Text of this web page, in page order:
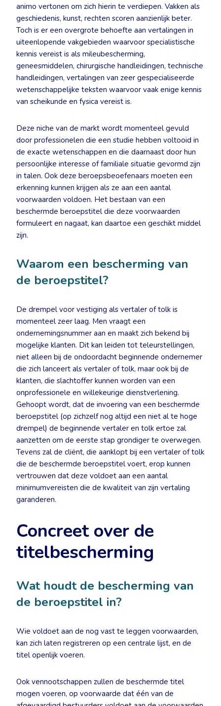
animo vertonen om zich hierin te verdiepen. Vakken als
geschiedenis, kunst, rechten scoren aanzienlijk beter.
Toch is er een overgrote behoefte aan vertalingen in
uiteenlopende vakgebieden waarvoor specialistische
kennis vereist is als mileubescherming,
geneesmiddelen, chirurgische handleidingen, technische
handleidingen, vertalingen van zeer gespecialiseerde
wetenschappelijke teksten waarvoor vaak enige kennis
van scheikunde en fysica vereist is.
Deze niche van de markt wordt momenteel gevuld
door professionelen die een studie hebben voltooid in
de exacte wetenschappen en die daarnaast door hun
persoonlijke interesse of familiale situatie gevormd zijn
in talen. Ook deze beroepsbeoefenaars moeten een
erkenning kunnen krijgen als ze aan een aantal
voorwaarden voldoen. Het bestaan van een
beschermde beroepstitel die deze voorwaarden
formuleert en nagaat, kan daartoe een geschikt middel
zijn.
Waarom een bescherming van
de beroepstitel?
De drempel voor vestiging als vertaler of tolk is
momenteel zeer laag. Men vraagt een
ondernemingsnummer aan en maakt zich bekend bij
mogelijke klanten. Dit kan leiden tot teleurstellingen,
niet alleen bij de ondoordacht beginnende ondernemer
die zich lanceert als vertaler of tolk, maar ook bij de
klanten, die slachtoffer kunnen worden van een
onprofessionele en willekeurige dienstverlening.
Gehoopt wordt, dat de invoering van een beschermde
beroepstitel (op zichzelf nog altijd een niet al te hoge
drempel) de beginnende vertaler en tolk ertoe zal
aanzetten om de eerste stap grondiger te overwegen.
Tevens zal de cliënt, die aanklopt bij een vertaler of tolk
die de beschermde beroepstitel voert, erop kunnen
vertrouwen dat deze voldoet aan een aantal
minimumvereisten die de kwaliteit van zijn vertaling
garanderen.
Concreet over de
titelbescherming
Wat houdt de bescherming van
de beroepstitel in?
Wie voldoet aan de nog vast te leggen voorwaarden,
kan zich laten registreren op een centrale lijst, en de
titel openlijk voeren.
Ook vennootschappen zullen de beschermde titel
mogen voeren, op voorwaarde dat één van de